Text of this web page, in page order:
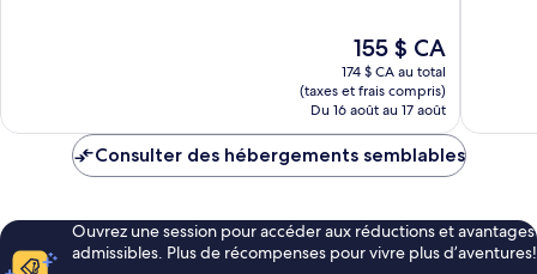
Le
prix
est
de
155 $ CA
155 $ CA
174 $ CA au total
(taxes et frais compris)
Du 16 août au 17 août
Consulter des hébergements semblables
Ouvrez une session pour accéder aux réductions et avantages
admissibles. Plus de récompenses pour vivre plus d’aventures!